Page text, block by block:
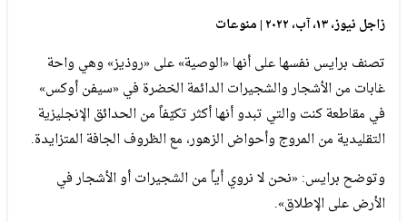
زاجل نيوز، ١٣، آب، ٢٠٢٢ | منوعات
تصنف برايس نفسها على أنها «الوصية» على «روذيز» وهي واحة
غابات من الأشجار والشجيرات الدائمة الخضرة في «سيفن أوكس»
في مقاطعة كنت والتي تبدو أنها أكثر تكيّفاً من الحدائق الإنجليزية
التقليدية من المروج وأحواض الزهور، مع الظروف الجافة المتزايدة.
وتوضح برايس: «نحن لا نروي أياً من الشجيرات أو الأشجار في
الأرض على الإطلاق».